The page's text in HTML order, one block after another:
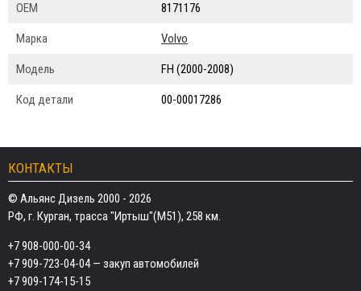
ОЕМ 8171176
Марка Volvo
Модель FH (2000-2008)
Код детали 00-00017286
КОНТАКТЫ
© Альянс Дизель 2000 - 2026
РФ, г. Курган, трасса "Иртыш"(М51), 258 км.
+7 908-000-00-34
+7 909-723-04-04— закуп автомобилей
+7 909-174-15-15